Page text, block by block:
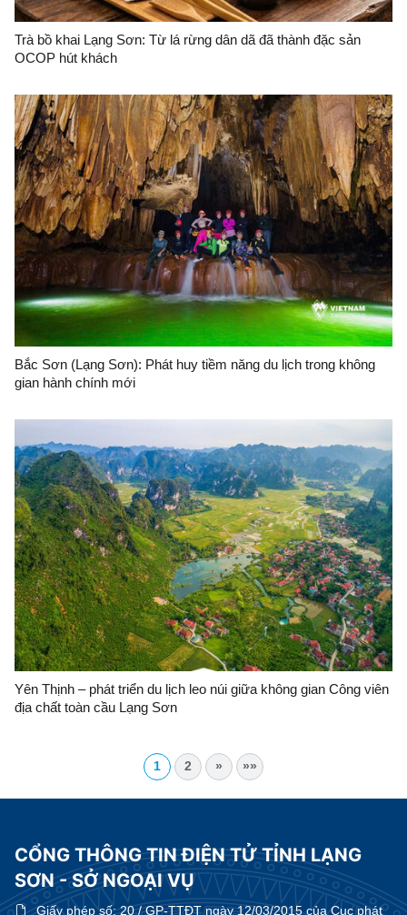
Trà bồ khai Lạng Sơn: Từ lá rừng dân dã đã thành đặc sản
OCOP hút khách
Bắc Sơn (Lạng Sơn): Phát huy tiềm năng du lịch trong không
gian hành chính mới
Yên Thịnh – phát triển du lịch leo núi giữa không gian Công viên
địa chất toàn cầu Lạng Sơn
1 2 » »»
CỔNG THÔNG TIN ĐIỆN TỬ TỈNH LẠNG
SƠN - SỞ NGOẠI VỤ
Giấy phép số:20 / GP-TTĐT ngày 12/03/2015 của Cục phát